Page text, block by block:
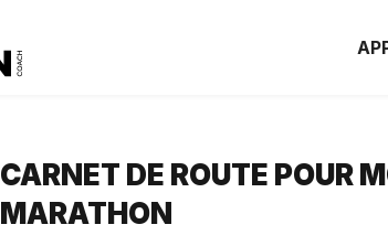
CARNET DE ROUTE POUR
MARATHON